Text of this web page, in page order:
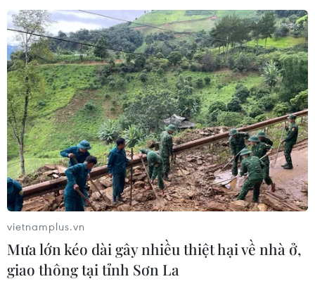
Bão Dolphin hướng vào miền Đông
Trung Quốc, cảnh báo mưa lớn trên
diện rộng
06/08/2026 08:36
Mở 1 cửa xả đáy hồ thủy điện Hòa
Bình vào 16 giờ ngày 6/8
06/08/2026 06:28
Quảng Trị: Mùa mưa lũ cận kề,
thường trực nỗi lo bờ sông 'nuốt' đất
06/08/2026 05:14
vietnamplus.vn
Mưa lớn kéo dài gây nhiều thiệt hại về nhà ở,
giao thông tại tỉnh Sơn La